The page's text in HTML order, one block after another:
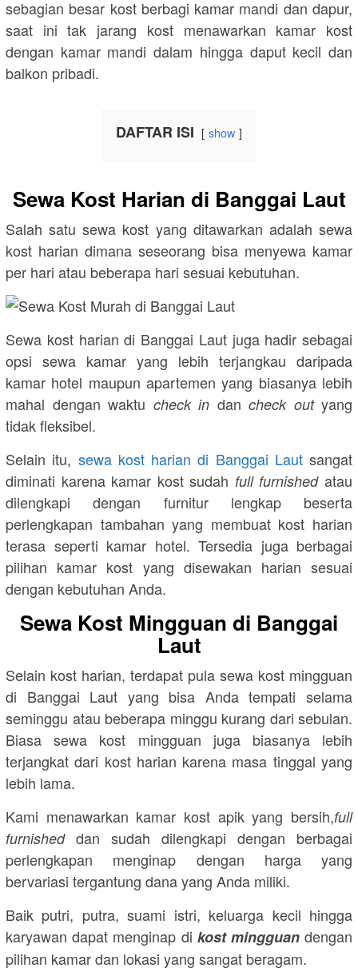
sebagian besar kost berbagi kamar mandi dan dapur,
saat ini tak jarang kost menawarkan kamar kost
dengan kamar mandi dalam hingga daput kecil dan
balkon pribadi.
DAFTAR ISI show
Sewa Kost Harian di Banggai Laut
Salah satu sewa kost yang ditawarkan adalah sewa
kost harian dimana seseorang bisa menyewa kamar
per hari atau beberapa hari sesuai kebutuhan.
Sewa kost harian di Banggai Laut juga hadir sebagai
opsi sewa kamar yang lebih terjangkau daripada
kamar hotel maupun apartemen yang biasanya lebih
mahal dengan waktu check in dan check out yang
tidak fleksibel.
Selain itu, sewa kost harian di Banggai Lautsangat
diminati karena kamar kost sudah full furnishedatau
dilengkapi dengan furnitur lengkap beserta
perlengkapan tambahan yang membuat kost harian
terasa seperti kamar hotel. Tersedia juga berbagai
pilihan kamar kost yang disewakan harian sesuai
dengan kebutuhan Anda.
Sewa Kost Mingguan di Banggai
Laut
Selain kost harian, terdapat pula sewa kost mingguan
di Banggai Laut yang bisa Anda tempati selama
seminggu atau beberapa minggu kurang dari sebulan.
Biasa sewa kost mingguan juga biasanya lebih
terjangkat dari kost harian karena masa tinggal yang
lebih lama.
Kami menawarkan kamar kost apik yang bersih,full
furnished dan sudah dilengkapi dengan berbagai
perlengkapan menginap dengan harga yang
bervariasi tergantung dana yang Anda miliki.
Baik putri, putra, suami istri, keluarga kecil hingga
karyawan dapat menginap di kost mingguandengan
pilihan kamar dan lokasi yang sangat beragam.